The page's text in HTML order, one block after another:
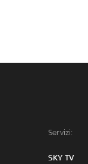
Servizi:
SKY TV